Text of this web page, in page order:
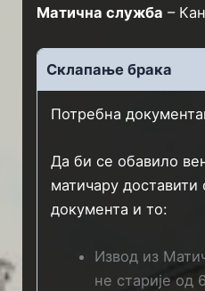
Матична служба –
Склапање брака
Потребна
Да би се обавило
матичару доставити
документа и то:
Извод из
не старије од